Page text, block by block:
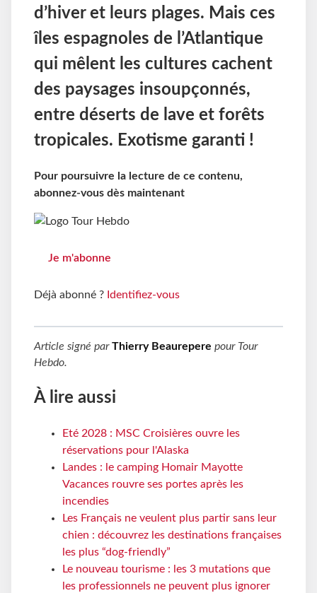
d’hiver et leurs plages. Mais ces
îles espagnoles de l’Atlantique
qui mêlent les cultures cachent
des paysages insoupçonnés,
entre déserts de lave et forêts
tropicales. Exotisme garanti !
Pour poursuivre la lecture de ce contenu,
abonnez-vous dès maintenant
Je m'abonne
Déjà abonné ? Identifiez-vous
Article signé parThierry Beaurepere pour Tour
Hebdo.
À lire aussi
Eté 2028 : MSC Croisières ouvre les
réservations pour l'Alaska
Landes : le camping Homair Mayotte
Vacances rouvre ses portes après les
incendies
Les Français ne veulent plus partir sans leur
chien : découvrez les destinations françaises
les plus “dog-friendly”
Le nouveau tourisme : les 3 mutations que
les professionnels ne peuvent plus ignorer